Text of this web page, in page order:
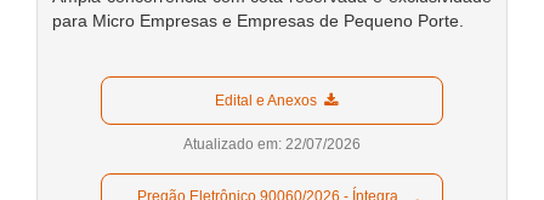
para Micro Empresas e Empresas de Pequeno Porte.
  Edital e Anexos
Atualizado em: 22/07/2026